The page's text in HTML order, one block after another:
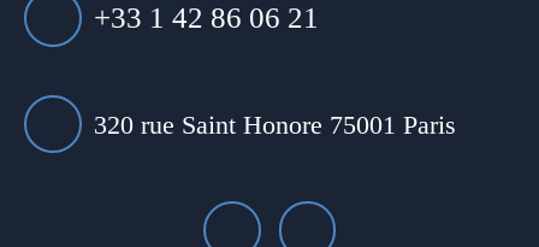
+33 1 42 86 06 21
320 rue Saint Honore 75001 Paris